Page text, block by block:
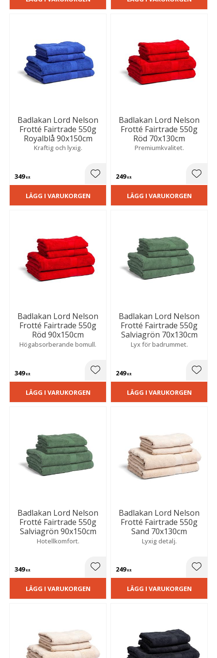
Badlakan Lord Nelson
Frotté Fairtrade 550g
Royalblå 90x150cm
Kraftig och lyxig.
349KR Lägg till i favoriter
LÄGG I VARUKORGEN
Badlakan Lord Nelson
Frotté Fairtrade 550g
Röd 70x130cm
Premiumkvalitet.
249KR
LÄGG I VARUKORGEN
Badlakan Lord Nelson
Frotté Fairtrade 550g
Röd 90x150cm
Högabsorberande bomull.
349KR Lägg till i favoriter
LÄGG I VARUKORGEN
Badlakan Lord Nelson
Frotté Fairtrade 550g
Salviagrön 70x130cm
Lyx för badrummet.
249KR
LÄGG I VARUKORGEN
Badlakan Lord Nelson
Frotté Fairtrade 550g
Salviagrön 90x150cm
Hotellkomfort.
349KR Lägg till i favoriter
LÄGG I VARUKORGEN
Badlakan Lord Nelson
Frotté Fairtrade 550g
Sand 70x130cm
Lyxig detalj.
249KR
LÄGG I VARUKORGEN